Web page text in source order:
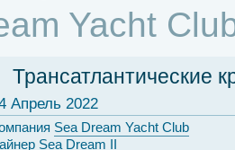
Yacht
Трансатлантические
Апрель 2022
Sea Dream Yacht Club
Sea Dream II